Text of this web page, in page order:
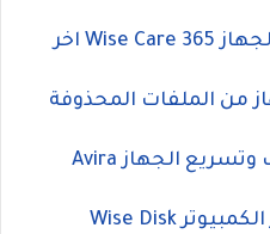
تحميل برنامج تسريع اداء الجهاز Wise Care 365 اخر
من الملفات المحذوفة
تحميل برنامج افيرا لتنظيف وتسريع الجهاز Avira
تحميل برنامج تنظيف جهاز الكمبيوتر Wise Disk